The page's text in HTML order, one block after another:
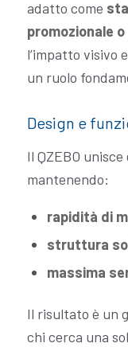
adatto come
promozionale
l’impatto visivo
un ruolo
Design e
Il QZEBO
mantenendo:
rapidità di
struttura
massima
Il risultato è un
chi cerca una